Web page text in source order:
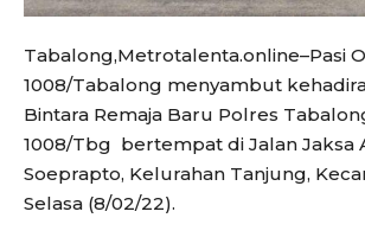
Tabalong,Metrotalenta.online–Pasi
1008/Tabalong menyambut
Bintara Remaja Baru Polres
1008/Tbg bertempat di Jalan Jaksa
Soeprapto, Kelurahan Tanjung,
Selasa (8/02/22).